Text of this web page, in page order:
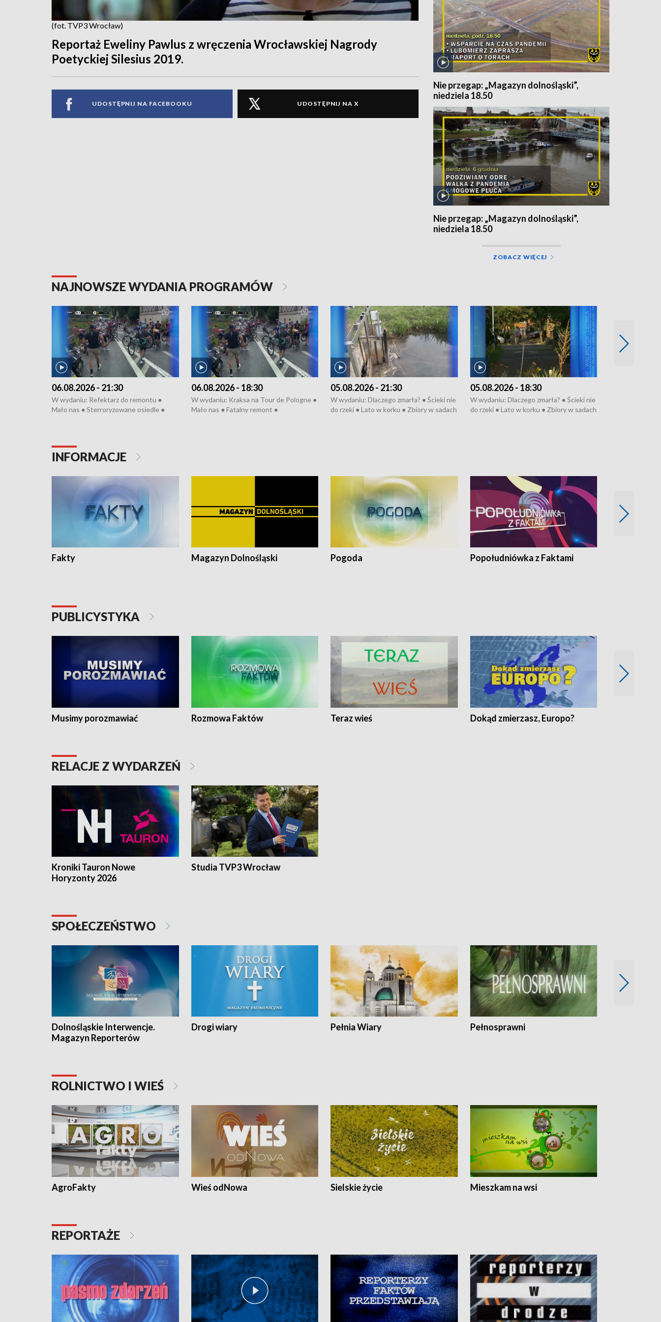
(fot. TVP3 Wrocław)
Reportaż Eweliny Pawlus z wręczenia Wrocławskiej Nagrody
Poetyckiej Silesius 2019.
UDOSTĘPNIJ NA FACEBOOKU UDOSTĘPNIJ NA X
Nie przegap: „Magazyn dolnośląski”,
niedziela 18.50
Nie przegap: „Magazyn dolnośląski”,
niedziela 18.50
ZOBACZ WIĘCEJ
NAJNOWSZE WYDANIA PROGRAMÓW
06.08.2026 - 21:30
W wydaniu: Refektarz do remontu ●
Mało nas ● Sterroryzowane osiedle ●
Pologne
06.08.2026 - 18:30
W wydaniu: Kraksa na Tour de Pologne ●
Mało nas ● Fatalny remont ●
05.08.2026 - 21:30
W wydaniu: Dlaczego zmarła? ● Ścieki nie
do rzeki ● Lato w korku ● Zbiory w sadach
05.08.2026 - 18:30
W wydaniu: Dlaczego zmarła? ● Ścieki nie
do rzeki ● Lato w korku ● Zbiory w sadach
INFORMACJE
Fakty Magazyn Dolnośląski Pogoda Popołudniówka z Faktami
PUBLICYSTYKA
Musimy porozmawiać Rozmowa Faktów Teraz wieś Dokąd zmierzasz, Europo?
RELACJE Z WYDARZEŃ
Kroniki Tauron Nowe
Horyzonty 2026
Studia TVP3 Wrocław
SPOŁECZEŃSTWO
Dolnośląskie Interwencje.
Magazyn Reporterów
Drogi wiary Pełnia Wiary Pełnosprawni
ROLNICTWO I WIEŚ
AgroFakty Wieś odNowa Sielskie życie Mieszkam na wsi
REPORTAŻE